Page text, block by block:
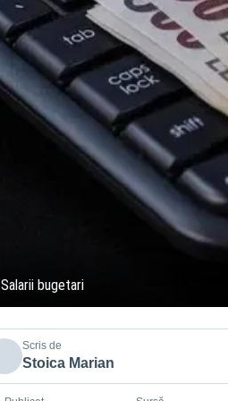
Salarii bugetari
Scris de
Stoica Marian